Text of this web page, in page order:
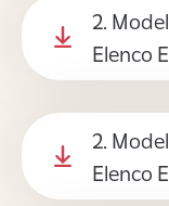
2.
Elenco
2.
Elenco